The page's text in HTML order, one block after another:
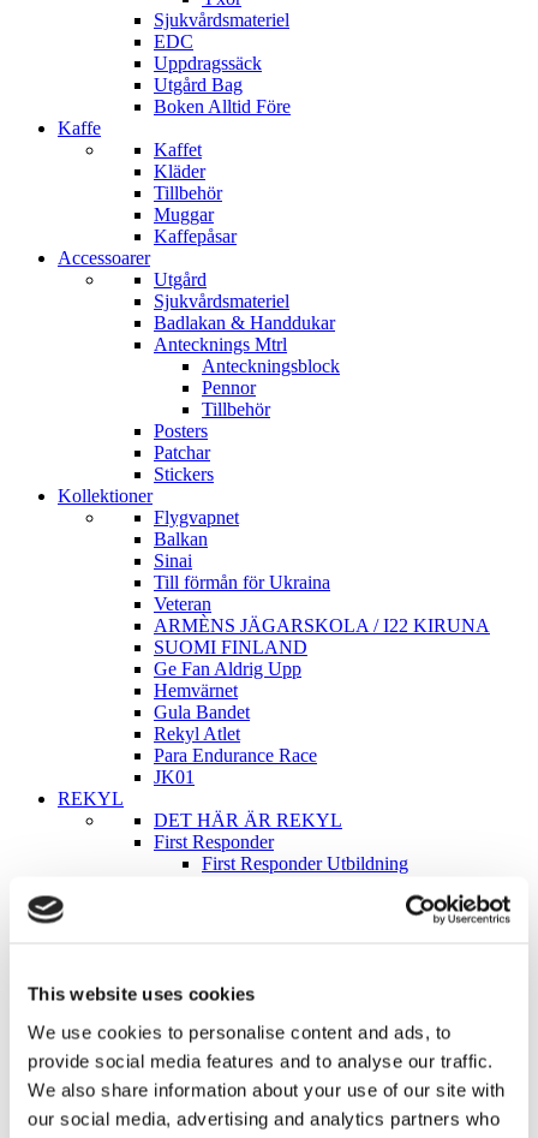
This website uses cookies
We use cookies to personalise content and ads, to
provide social media features and to analyse our traffic.
We also share information about your use of our site with
our social media, advertising and analytics partners who
Sjukvårdsmateriel
EDC
Uppdragssäck
Utgård Bag
Boken Alltid Före
Kaffe
Kaffet
Kläder
Tillbehör
Muggar
Kaffepåsar
Accessoarer
Utgård
Sjukvårdsmateriel
Badlakan & Handdukar
Antecknings Mtrl
Anteckningsblock
Pennor
Tillbehör
Posters
Patchar
Stickers
Kollektioner
Flygvapnet
Balkan
Sinai
Till förmån för Ukraina
Veteran
ARMÈNS JÄGARSKOLA / I22 KIRUNA
SUOMI FINLAND
Ge Fan Aldrig Upp
Hemvärnet
Gula Bandet
Rekyl Atlet
Para Endurance Race
JK01
REKYL
DET HÄR ÄR REKYL
First Responder
First Responder Utbildning
REKYLKAFFE
Partners / Samarbeten
Samarbeta med REKYL
Vad säger andra om REKYL
Kontakt & Kundservice